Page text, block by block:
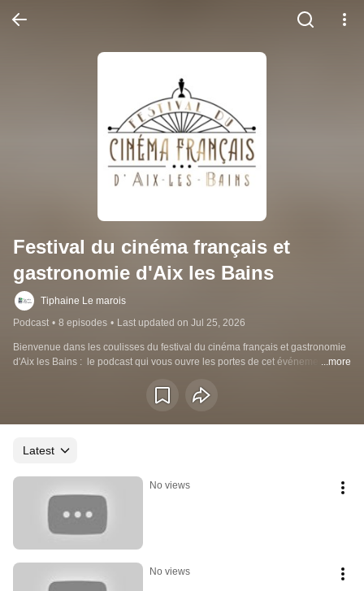
Festival du cinéma français et
gastronomie d'Aix les Bains
Tiphaine Le marois
Podcast • 8 episodes • Last updated on Jul 25, 2026
Bienvenue dans les coulisses du festival du cinéma français et gastronomie
d'Aix les Bains :  le podcast qui vous ouvre les portes de cet événement ...more
Latest
No views
No views